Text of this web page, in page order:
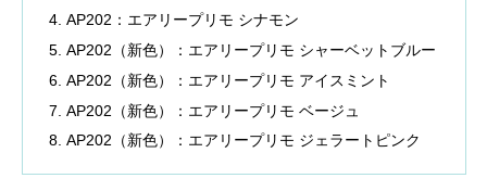
AP202：エアリープリモ シナモン
AP202（新色）：エアリープリモ シャーベットブルー
AP202（新色）：エアリープリモ アイスミント
AP202（新色）：エアリープリモ ベージュ
AP202（新色）：エアリープリモ ジェラートピンク